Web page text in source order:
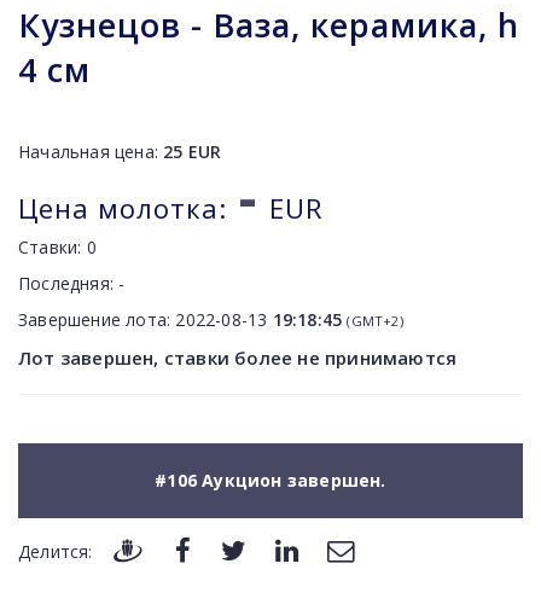
Кузнецов - Ваза, керамика, h
4 см
Начальная цена: 25 EUR
Цена молотка: - EUR
Ставки: 0
Последняя: -
Завершение лота: 2022-08-13 19:18:45 (GMT+2)
Лот завершен, ставки более не принимаются
#106 Аукцион завершен.
Делится: